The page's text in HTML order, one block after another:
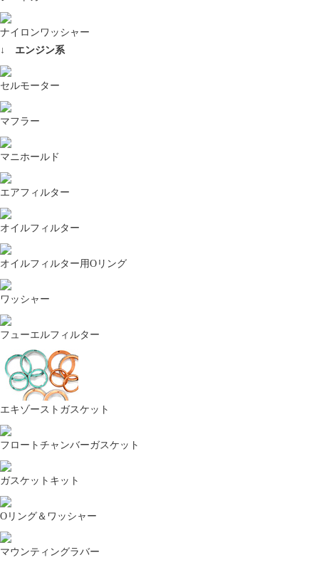
ナイロンワッシャー
↓ エンジン系
セルモーター
マフラー
マニホールド
エアフィルター
オイルフィルター
オイルフィルター用Oリング
ワッシャー
フューエルフィルター
エキゾーストガスケット
フロートチャンバーガスケット
ガスケットキット
Oリング＆ワッシャー
マウンティングラバー